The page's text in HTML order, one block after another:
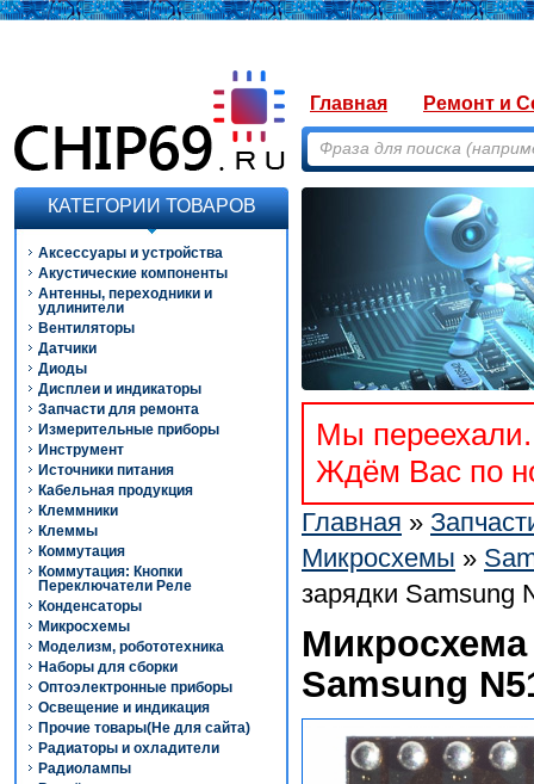
Главная Ремонт и
КАТЕГОРИИ ТОВАРОВ
Аксессуары и устройства
Акустические компоненты
Антенны, переходники и
удлинители
Вентиляторы
Датчики
Диоды
Дисплеи и индикаторы
Запчасти для ремонта
Измерительные приборы
Инструмент
Источники питания
Кабельная продукция
Клеммники
Клеммы
Коммутация
Коммутация: Кнопки
Переключатели Реле
Конденсаторы
Микросхемы
Моделизм, робототехника
Наборы для сборки
Оптоэлектронные приборы
Освещение и индикация
Прочие товары(Не для сайта)
Радиаторы и охладители
Радиолампы
Мы
Ждём Вас по
Главная »
Микросхемы »
зарядки Samsung
Микросхема
Samsung